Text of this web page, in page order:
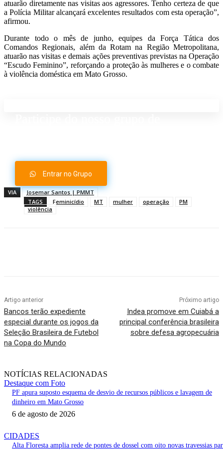
atuarão diretamente nas visitas aos agressores. Tenho certeza de que
a Polícia Militar alcançará excelentes resultados com esta operação”,
afirmou.
Durante todo o mês de junho, equipes da Força Tática dos
Comandos Regionais, além da Rotam na Região Metropolitana,
atuarão nas visitas e demais ações preventivas previstas na Operação
“Escudo Feminino”, reforçando a proteção às mulheres e o combate
à violência doméstica em Mato Grosso.
Entrar no Grupo
VIA
Josemar Santos | PMMT
TAGS
Feminicídio MT mulher operação
PM
violência
Artigo anterior
Bancos terão expediente
especial durante os jogos da
Seleção Brasileira de Futebol
na Copa do Mundo
Próximo artigo
Indea promove em Cuiabá a
principal conferência brasileira
sobre defesa agropecuária
NOTÍCIAS RELACIONADAS
Destaque com Foto
PF apura suposto esquema de desvio de recursos públicos e lavagem de
dinheiro em Mato Grosso
6 de agosto de 2026
CIDADES
Alta Floresta amplia rede de pontes de dossel com oito novas travessias